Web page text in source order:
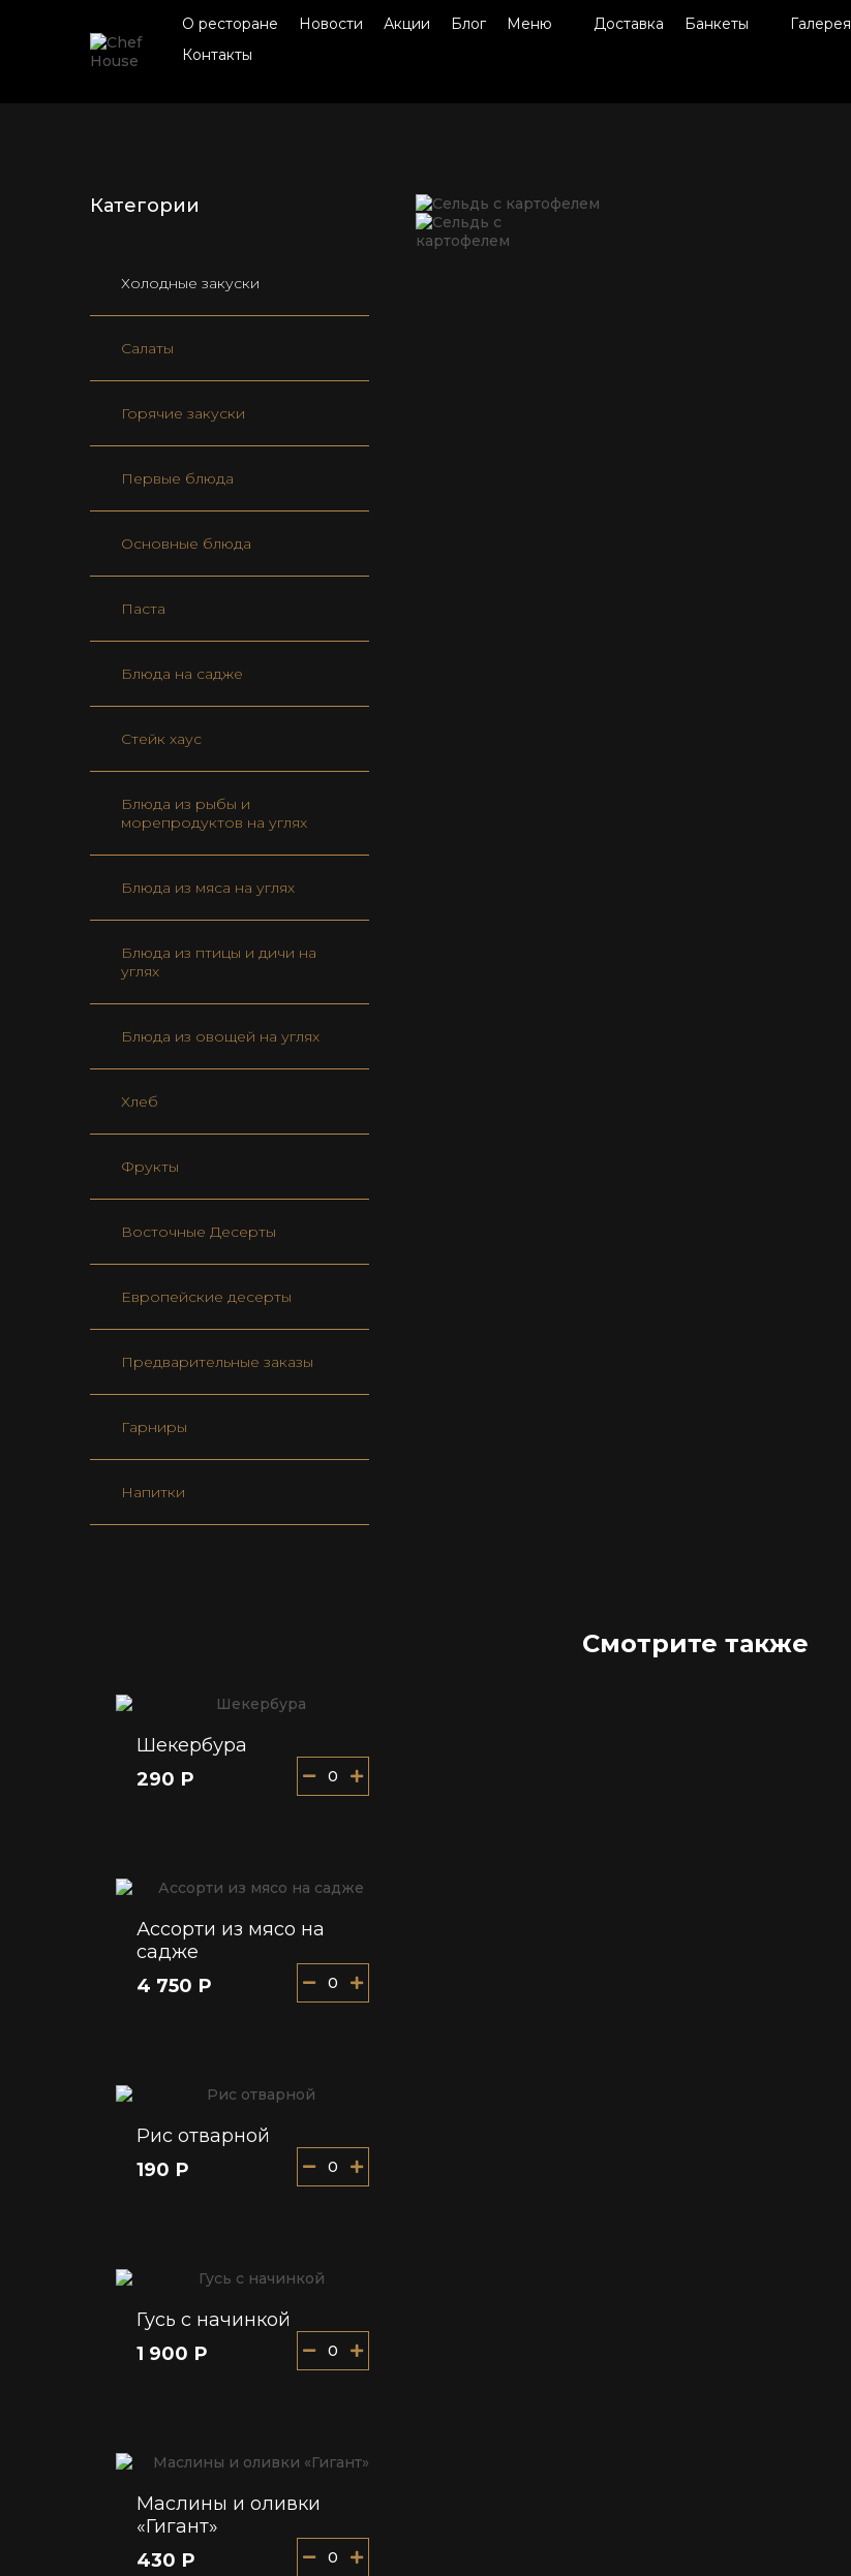
О ресторане Новости Акции Блог Меню Доставка Банкеты Галерея
Контакты
Категории
Холодные закуски
Салаты
Горячие закуски
Первые блюда
Основные блюда
Паста
Блюда на садже
Стейк хаус
Блюда из рыбы и
морепродуктов на углях
Блюда из мяса на углях
Блюда из птицы и дичи на
углях
Блюда из овощей на углях
Хлеб
Фрукты
Восточные Десерты
Европейские десерты
Предварительные заказы
Гарниры
Напитки
Смотрите также
Шекербура
290 Р
0
Ассорти из мясо на
садже
4 750 Р
0
Рис отварной
190 Р
0
Гусь с начинкой
1 900 Р
0
Маслины и оливки
«Гигант»
430 Р
0